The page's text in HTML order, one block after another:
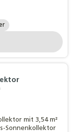
mit 3,54 m²
Sonnenkollektor